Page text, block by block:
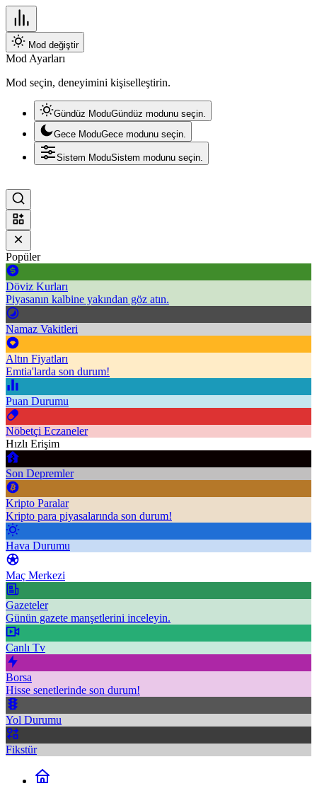
Mod değiştir
Mod Ayarları
Mod seçin, deneyimini kişiselleştirin.
Gündüz ModuGündüz modunu seçin.
Gece ModuGece modunu seçin.
Sistem ModuSistem modunu seçin.
Popüler
Döviz Kurları
Piyasanın kalbine yakından göz atın.
Namaz Vakitleri
Altın Fiyatları
Emtia'larda son durum!
Puan Durumu
Nöbetçi Eczaneler
Hızlı Erişim
Son Depremler
Kripto Paralar
Kripto para piyasalarında son durum!
Hava Durumu
Maç Merkezi
Gazeteler
Günün gazete manşetlerini inceleyin.
Canlı Tv
Borsa
Hisse senetlerinde son durum!
Yol Durumu
Fikstür